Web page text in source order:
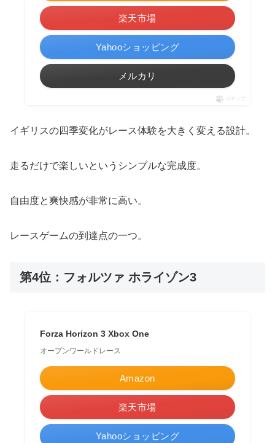
楽天市場
Yahooショッピング
メルカリ
ポチップ
イギリスの四季変化がレース体験を大きく変える設計。
走るだけで楽しいというシンプルな完成度。
自由度と爽快感が非常に高い。
レースゲームの到達点の一つ。
第4位：フォルツァ ホライゾン3
Forza Horizon 3 Xbox One
オープンワールドレース
Amazon
楽天市場
Yahooショッピング